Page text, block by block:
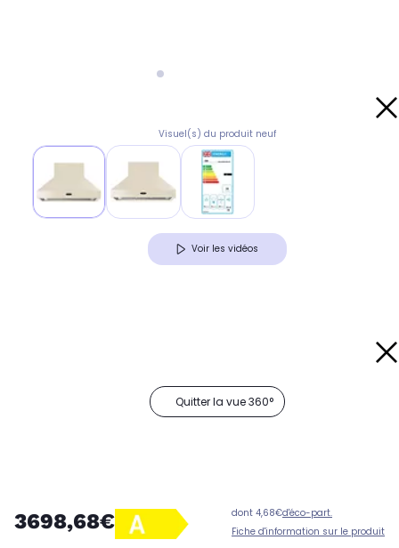
Visuel(s) du produit neuf
Voir les vidéos
Quitter la vue 360°
3698,68€ dont 4,68€d'éco-part.
Fiche d'information sur le produit